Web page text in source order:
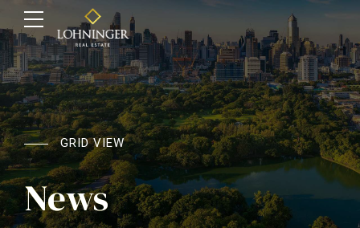
GRID VIEW
News